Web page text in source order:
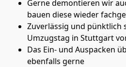
Gerne demontieren wir
bauen diese wieder
Zuverlässig und pünktlich
Umzugstag in Stuttgart
Das Ein- und Auspacken
ebenfalls gerne